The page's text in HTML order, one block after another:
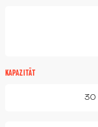
KAPAZITÄT
30